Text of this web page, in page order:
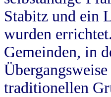
Stabitz und ein
wurden
Gemeinden, in
traditionellen